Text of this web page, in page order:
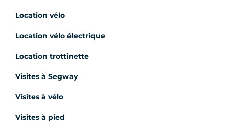
Location vélo
Location vélo électrique
Location trottinette
Visites à Segway
Visites à vélo
Visites à pied